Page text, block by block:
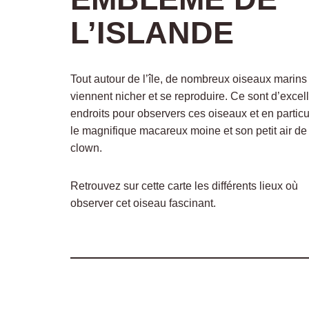
L’ISLANDE
Tout autour de l’île, de nombreux oiseaux marins
viennent nicher et se reproduire. Ce sont
endroits pour observers ces oiseaux et en
le magnifique macareux moine et son petit air de
clown.
Retrouvez sur cette carte les différents lieux où
observer cet oiseau fascinant.